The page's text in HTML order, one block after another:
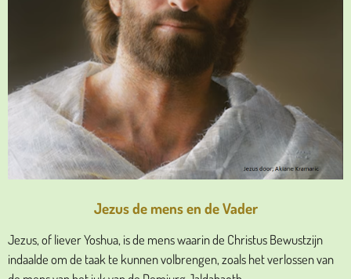
Jezus de mens en de Vader
Jezus, of liever Yoshua, is de mens waarin de Christus Bewustzijn
indaalde om de taak te kunnen volbrengen, zoals het verlossen van